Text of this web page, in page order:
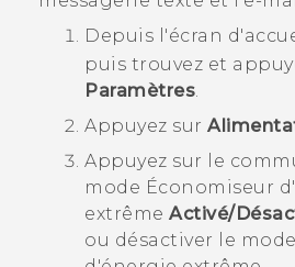
Depuis l'écran d'
puis trouvez et
Paramètres
Appuyez sur
Appuyez sur le
mode Économiseur
extrême Activé/
ou désactiver le